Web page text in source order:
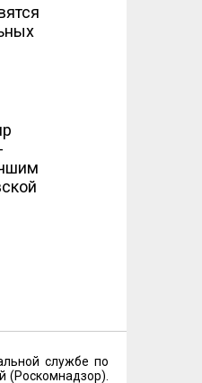
службе по
(Роскомнадзор).